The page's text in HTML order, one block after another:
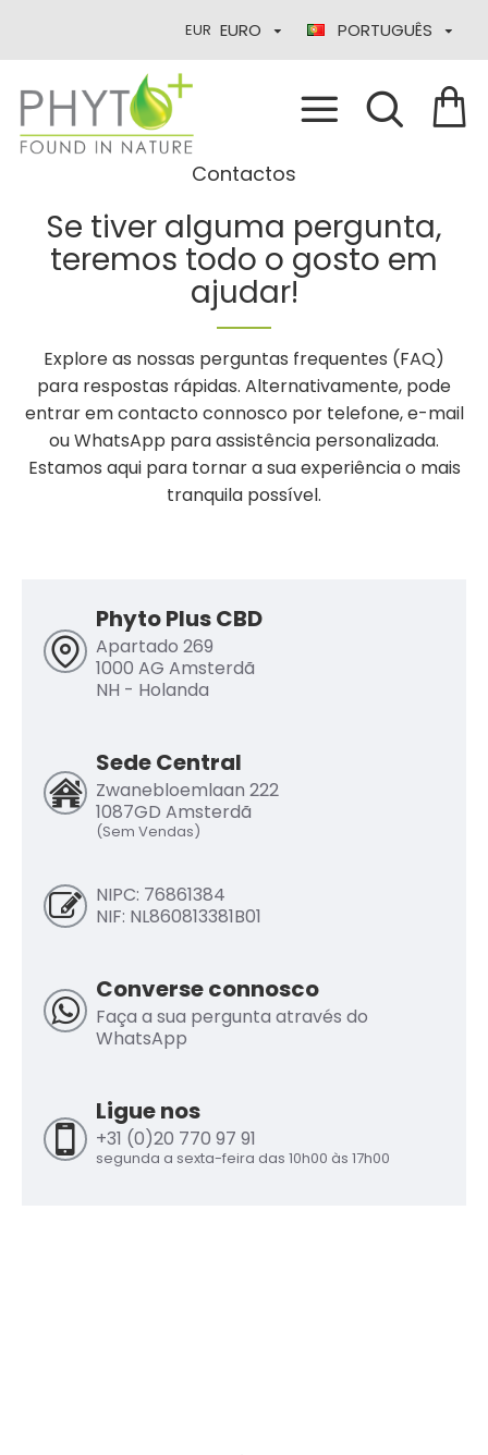
EUR EURO PORTUGUÊS
Contactos
Se tiver alguma pergunta,
teremos todo o gosto em
ajudar!
Explore as nossas perguntas frequentes (FAQ)
para respostas rápidas. Alternativamente, pode
entrar em contacto connosco por telefone, e-mail
ou WhatsApp para assistência personalizada.
Estamos aqui para tornar a sua experiência o mais
tranquila possível.
Phyto Plus CBD
Apartado 269
1000 AG Amsterdã
NH - Holanda
Sede Central
Zwanebloemlaan 222
1087GD Amsterdã
(Sem Vendas)
NIPC: 76861384
NIF: NL860813381B01
Converse connosco
Faça a sua pergunta através do
WhatsApp
Ligue nos
+31 (0)20 770 97 91
segunda a sexta-feira das 10h00 às 17h00